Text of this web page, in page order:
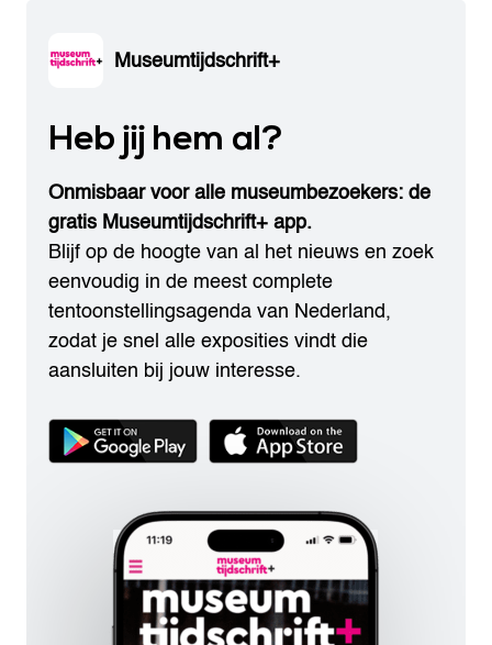
Museumtijdschrift+
Heb jij hem al?
Onmisbaar voor alle museumbezoekers: de
gratis Museumtijdschrift+ app.
Blijf op de hoogte van al het nieuws en zoek
eenvoudig in de meest complete
tentoonstellingsagenda van Nederland,
zodat je snel alle exposities vindt die
aansluiten bij jouw interesse.